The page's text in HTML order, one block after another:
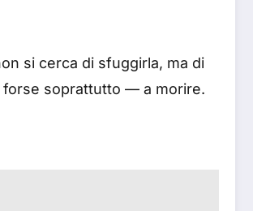
si cerca di sfuggirla, ma di
forse soprattutto — a morire.